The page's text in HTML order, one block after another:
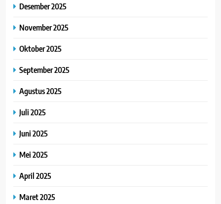
Desember 2025
November 2025
Oktober 2025
September 2025
Agustus 2025
Juli 2025
Juni 2025
Mei 2025
April 2025
Maret 2025